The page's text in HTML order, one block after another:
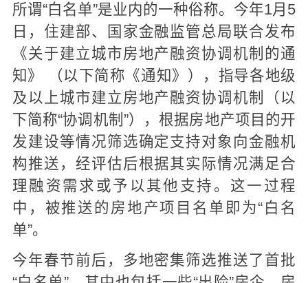
所谓“白名单”是业内的一种俗称。今年1月5
日，住建部、国家金融监管总局联合发布
《关于建立城市房地产融资协调机制的通
知》 （以下简称《通知》），指导各地级
及以上城市建立房地产融资协调机制（以
下简称“协调机制”），根据房地产项目的开
发建设等情况筛选确定支持对象向金融机
构推送，经评估后根据其实际情况满足合
理融资需求或予以其他支持。这一过程
中，被推送的房地产项目名单即为“白名
单”。
今年春节前后，多地密集筛选推送了首批